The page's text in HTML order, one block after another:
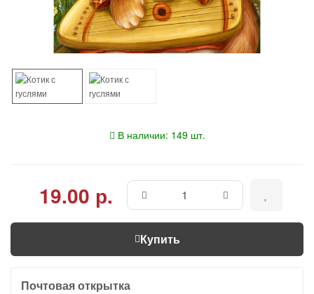
В наличии: 149 шт.
19.00 р.
Купить
Почтовая открытка